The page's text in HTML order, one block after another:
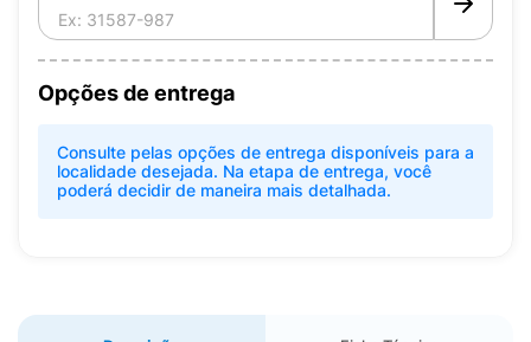
Opções de entrega
Consulte pelas opções de entrega disponíveis para a
localidade desejada. Na etapa de entrega, você
poderá decidir de maneira mais detalhada.